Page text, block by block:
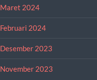
Maret 2024
Februari 2024
Desember 2023
November 2023